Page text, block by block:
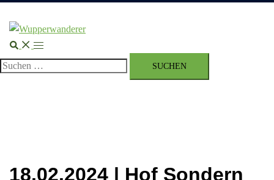
Suche Menü
umschalten
Suchen
18.02.2024 | Hof Sondern